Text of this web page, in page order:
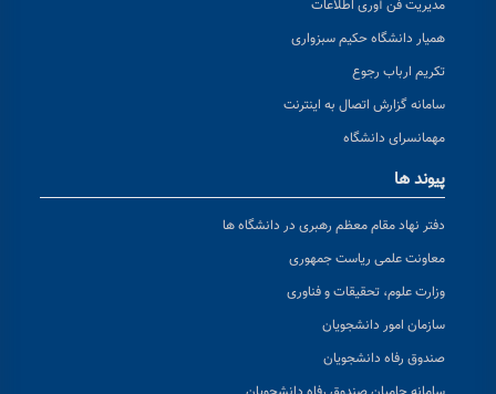
مدیریت فن آوری اطلاعات
همیار دانشگاه حکیم سبزواری
تکریم ارباب رجوع
سامانه گزارش اتصال به اینترنت
مهمانسرای دانشگاه
پیوند ها
دفتر نهاد مقام معظم رهبری در دانشگاه ها
معاونت علمی ریاست جمهوری
وزارت علوم، تحقیقات و فناوری
سازمان امور دانشجویان
صندوق رفاه دانشجویان